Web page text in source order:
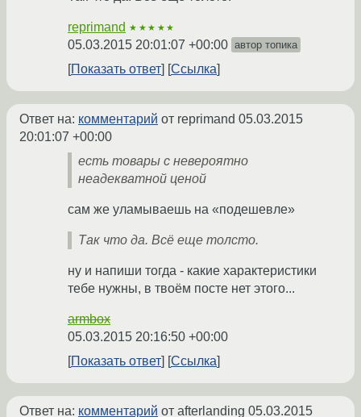
reprimand ★★★★★
05.03.2015 20:01:07 +00:00 автор топика
Показать ответ Ссылка
Ответ на: комментарий от reprimand 05.03.2015
20:01:07 +00:00
есть товары с невероятно
неадекватной ценой
сам же уламываешь на «подешевле»
Так что да. Всё еще толсто.
ну и напиши тогда - какие характеристики
тебе нужны, в твоём посте нет этого...
armbox
05.03.2015 20:16:50 +00:00
Показать ответ
Ссылка
Ответ на: комментарий от afterlanding 05.03.2015